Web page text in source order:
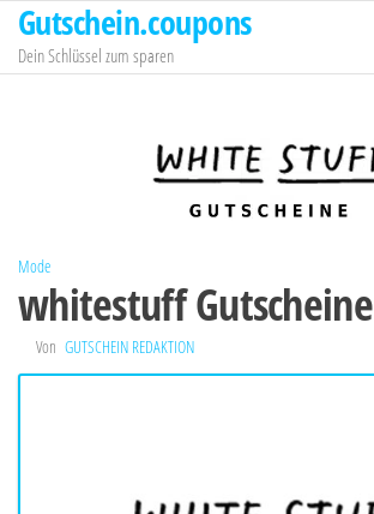
Zum
Inhalt
springen
Gutschein.coupons
Dein Schlüssel zum sparen
Mode
whitestuff Gutscheine
Von GUTSCHEIN REDAKTION